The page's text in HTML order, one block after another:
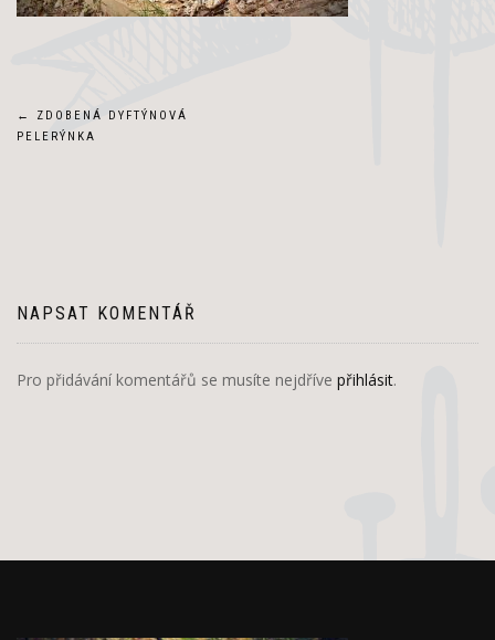
Navigace
←
ZDOBENÁ DYFTÝNOVÁ
PELERÝNKA
NAPSAT KOMENTÁŘ
Pro přidávání komentářů se musíte nejdříve přihlásit.